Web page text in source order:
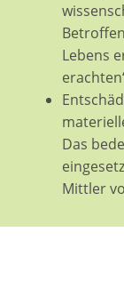
Lebens
Das
Mittler